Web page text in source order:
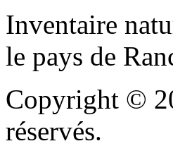
Inventaire
le pays de
Copyright ©
réservés.